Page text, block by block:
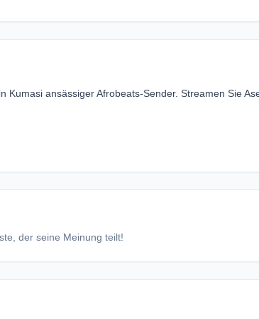
Kumasi ansässiger Afrobeats-Sender. Streamen Sie
der seine Meinung teilt!